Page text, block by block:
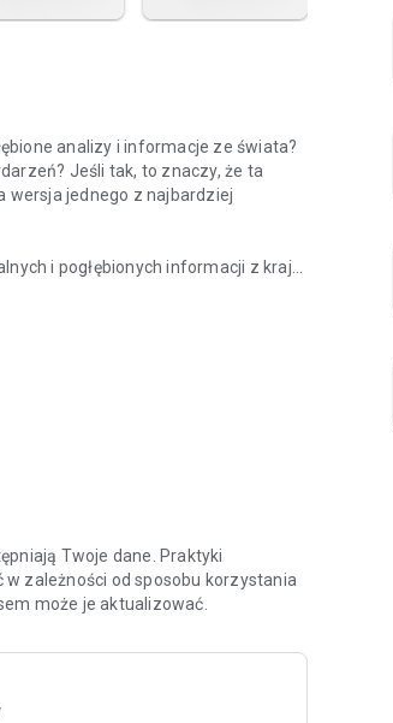
analizy i informacje ze świata?
Jeśli tak, to znaczy, że ta
wersja jednego z najbardziej
i pogłębionych informacji z kraju
na temat procesów oraz
aplikacji znajdziesz na
Twoje dane. Praktyki
zależności od sposobu korzystania
może je aktualizować.